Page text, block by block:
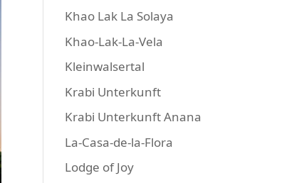
Khao Lak La Solaya
Khao-Lak-La-Vela
Kleinwalsertal
Krabi Unterkunft
Krabi Unterkunft Anana
La-Casa-de-la-Flora
Lodge of Joy